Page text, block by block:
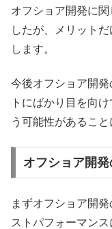
オフショア開発に
したが、メリット
します。
今後オフショア開
トにばかり目を向
う可能性があるこ
オフショア開発
まずオフショア開
ストパフォーマンス